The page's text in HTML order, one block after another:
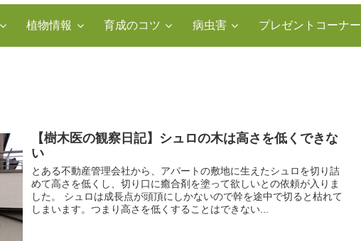
植物情報 育成のコツ 病虫害 プレゼントコーナー
【樹木医の観察日記】シュロの木は高さを低くできな
い
とある不動産管理会社から、アパートの敷地に生えたシュロを切り詰
めて高さを低くし、切り口に癒合剤を塗って欲しいとの依頼が入りま
した。 シュロは成長点が頭頂にしかないので幹を途中で切ると枯れて
しまいます。つまり高さを低くすることはできない...